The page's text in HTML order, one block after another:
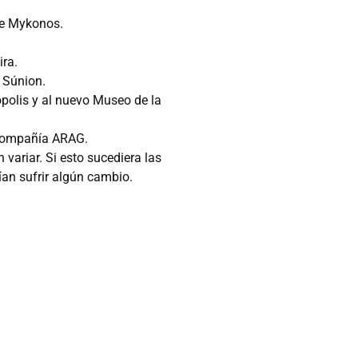
Mykonos.
y al nuevo Museo de la
ARAG.
variar. Si esto sucediera las
sufrir algún cambio.